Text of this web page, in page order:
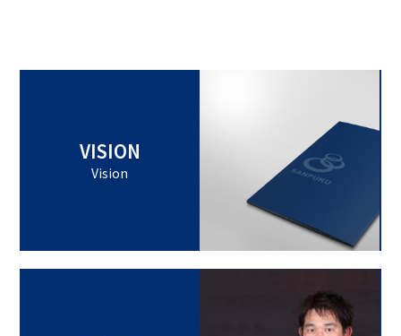
VISION
Vision